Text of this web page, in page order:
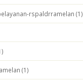
rspaldrramelan (1)
(1)